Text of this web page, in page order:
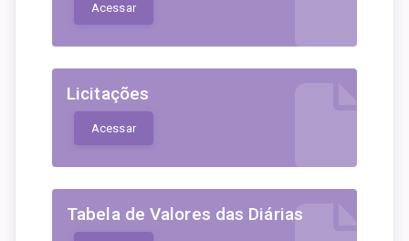
Acessar
Licitações
Acessar
Tabela de Valores das Diárias